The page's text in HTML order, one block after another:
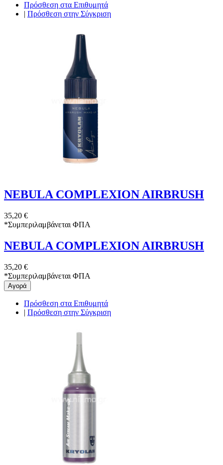
Πρόσθεση στα Επιθυμητά
| Πρόσθεση στην Σύγκριση
NEBULA COMPLEXION AIRBRUSH
35,20 €
*Συμπεριλαμβάνεται ΦΠΑ
NEBULA COMPLEXION AIRBRUSH
35,20 €
*Συμπεριλαμβάνεται ΦΠΑ
Αγορά
Πρόσθεση στα Επιθυμητά
| Πρόσθεση στην Σύγκριση